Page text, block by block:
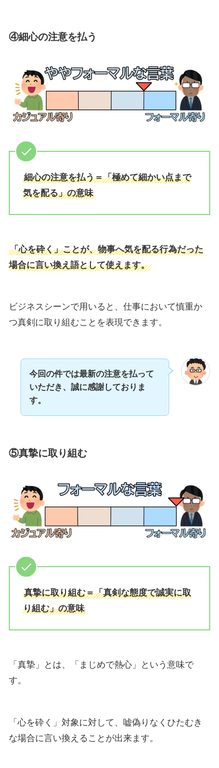
④細心の注意を払う
細心の注意を払う＝「極めて細かい点まで
気を配る」の意味
「心を砕く」ことが、物事へ気を配る行為だった
場合に言い換え語として使えます。
ビジネスシーンで用いると、仕事において慎重か
つ真剣に取り組むことを表現できます。
今回の件では最新の注意を払って
いただき、誠に感謝しておりま
す。
⑤真摯に取り組む
真摯に取り組む＝「真剣な態度で誠実に取
り組む」の意味
「真摯」とは、「まじめで熱心」という意味で
す。
「心を砕く」対象に対して、嘘偽りなくひたむき
な場合に言い換えることが出来ます。